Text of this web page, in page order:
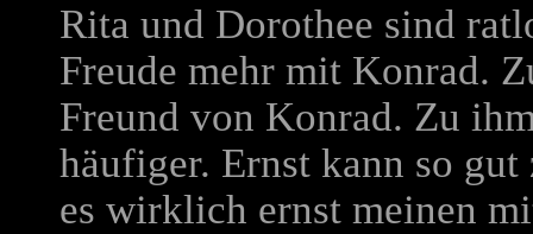
Rita und Dorothee sind
Freude mehr mit Konrad.
Freund von Konrad. Zu
häufiger. Ernst kann so
es wirklich ernst meinen